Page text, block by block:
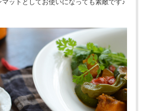
ットとしてお使いになっても素敵です♪